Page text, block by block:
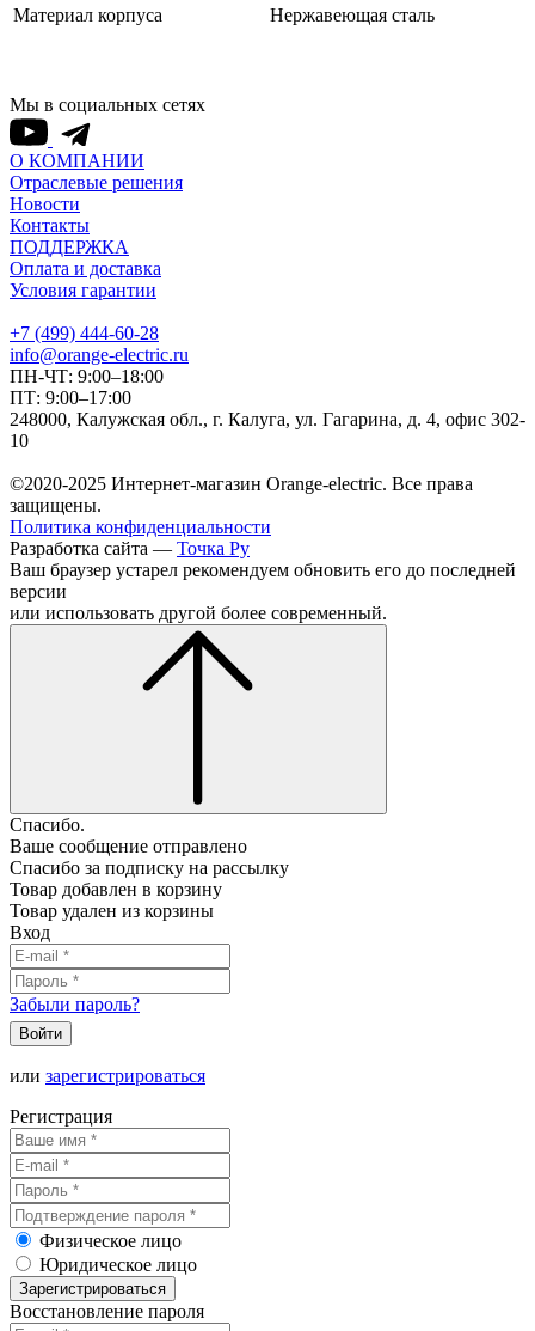
Материал корпуса
Нержавеющая сталь
Мы в социальных сетях
О КОМПАНИИ
Отраслевые решения
Новости
Контакты
ПОДДЕРЖКА
Оплата и доставка
Условия гарантии
+7 (499) 444-60-28
info@orange-electric.ru
ПН-ЧТ: 9:00–18:00
ПТ: 9:00–17:00
248000, Калужская обл., г. Калуга, ул. Гагарина, д. 4, офис 302-
10
©2020-2025 Интернет-магазин Orange-electric. Все права
защищены.
Политика конфиденциальности
Разработка сайта — Точка Ру
Ваш браузер устарел рекомендуем обновить его до последней
версии
или использовать другой более современный.
Спасибо.
Ваше сообщение отправлено
Спасибо за подписку на рассылку
Товар добавлен в корзину
Товар удален из корзины
Вход
Забыли пароль?
Войти
или зарегистрироваться
Регистрация
Физическое лицо
Юридическое лицо
Зарегистрироваться
Восстановление пароля